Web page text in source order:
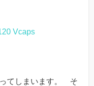
Vcaps
てしまいます。 そ